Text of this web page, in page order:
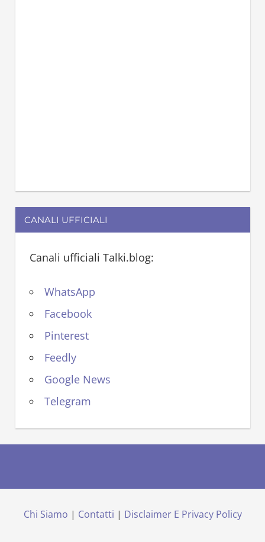
CANALI UFFICIALI
Canali ufficiali Talki.blog:
WhatsApp
Facebook
Pinterest
Feedly
Google News
Telegram
Chi Siamo | Contatti | Disclaimer E Privacy Policy